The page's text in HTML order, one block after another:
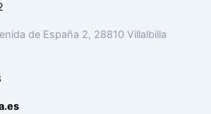
de España 2, 28810 Villalbilla